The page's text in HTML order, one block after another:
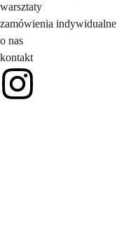
warsztaty
zamówienia indywidualne
o nas
kontakt